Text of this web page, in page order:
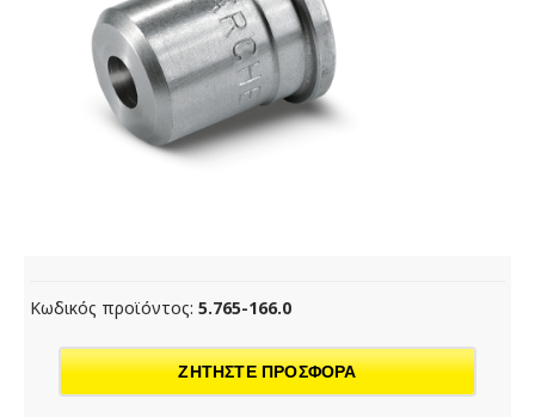
Κωδικός προϊόντος: 5.765-166.0
ΖΗΤΗΣΤΕ ΠΡΟΣΦΟΡΑ